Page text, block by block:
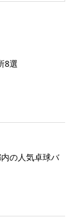
8選
の人気卓球バ